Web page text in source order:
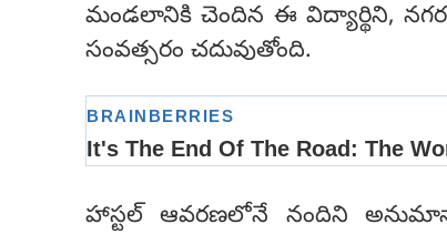
మండలానికి చెందిన ఈ విద్యార్థిని,
సంవత్సరం చదువుతోంది.
హాస్టల్ ఆవరణలోనే నందిని